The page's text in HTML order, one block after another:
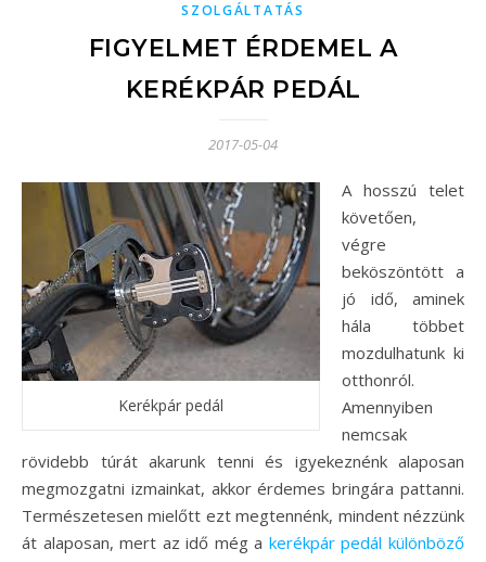
SZOLGÁLTATÁS
FIGYELMET ÉRDEMEL A
KERÉKPÁR PEDÁL
2017-05-04
Kerékpár pedál
A hosszú telet
követően,
végre
beköszöntött a
jó idő, aminek
hála többet
mozdulhatunk ki
otthonról.
Amennyiben
nemcsak
rövidebb túrát akarunk tenni és igyekeznénk alaposan
megmozgatni izmainkat, akkor érdemes bringára pattanni.
Természetesen mielőtt ezt megtennénk, mindent nézzünk
át alaposan, mert az idő még a kerékpár pedál különböző